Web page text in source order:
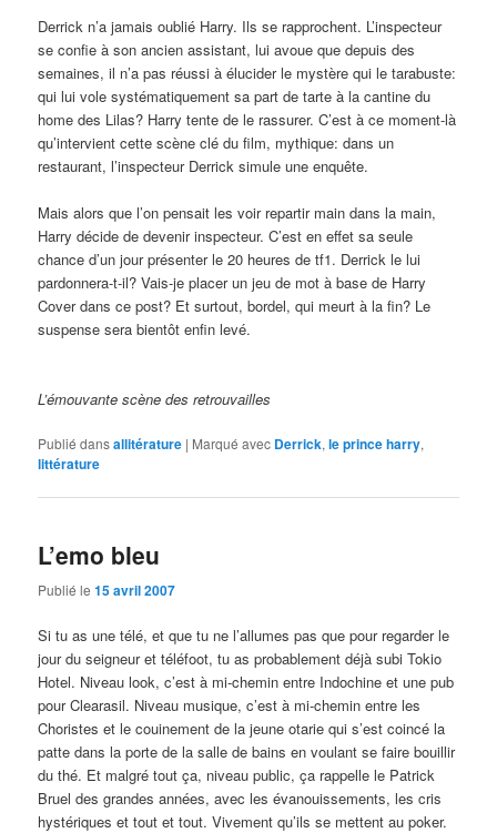
Derrick n’a jamais oublié Harry. Ils se rapprochent. L’inspecteur
se confie à son ancien assistant, lui avoue que depuis des
semaines, il n’a pas réussi à élucider le mystère qui le tarabuste:
qui lui vole systématiquement sa part de tarte à la cantine du
home des Lilas? Harry tente de le rassurer. C’est à ce moment-là
qu’intervient cette scène clé du film, mythique: dans un
restaurant, l’inspecteur Derrick simule une enquête.
Mais alors que l’on pensait les voir repartir main dans la main,
Harry décide de devenir inspecteur. C’est en effet sa seule
chance d’un jour présenter le 20 heures de tf1. Derrick le lui
pardonnera-t-il? Vais-je placer un jeu de mot à base de Harry
Cover dans ce post? Et surtout, bordel, qui meurt à la fin? Le
suspense sera bientôt enfin levé.
L’émouvante scène des retrouvailles
Publié dansallitérature | Marqué avec Derrick,le prince harry,
littérature
L’emo bleu
Publié le15 avril 2007
Si tu as une télé, et que tu ne l’allumes pas que pour regarder le
jour du seigneur et téléfoot, tu as probablement déjà subi Tokio
Hotel. Niveau look, c’est à mi-chemin entre Indochine et une pub
pour Clearasil. Niveau musique, c’est à mi-chemin entre les
Choristes et le couinement de la jeune otarie qui s’est coincé la
patte dans la porte de la salle de bains en voulant se faire bouillir
du thé. Et malgré tout ça, niveau public, ça rappelle le Patrick
Bruel des grandes années, avec les évanouissements, les cris
hystériques et tout et tout. Vivement qu’ils se mettent au poker.